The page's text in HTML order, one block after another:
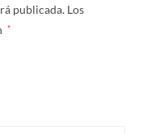
publicada. Los
*